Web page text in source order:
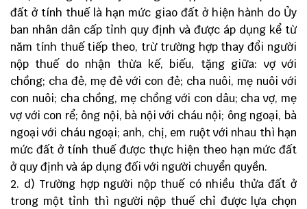
đất ở tính thuế là hạn mức giao đất ở hiện hành do Ủy
ban nhân dân cấp tỉnh quy định và được áp dụng kể từ
năm tính thuế tiếp theo, trừ trường hợp thay đổi người
nộp thuế do nhận thừa kế, biếu, tặng giữa: vợ với
chồng; cha đẻ, mẹ đẻ với con đẻ; cha nuôi, mẹ nuôi với
con nuôi; cha chồng, mẹ chồng với con dâu; cha vợ, mẹ
vợ với con rể; ông nội, bà nội với cháu nội; ông ngoại, bà
ngoại với cháu ngoại; anh, chị, em ruột với nhau thì hạn
mức đất ở tính thuế được thực hiện theo hạn mức đất
ở quy định và áp dụng đối với người chuyển quyền.
d) Trường hợp người nộp thuế có nhiều thửa đất ở
trong một tỉnh thì người nộp thuế chỉ được lựa chọn